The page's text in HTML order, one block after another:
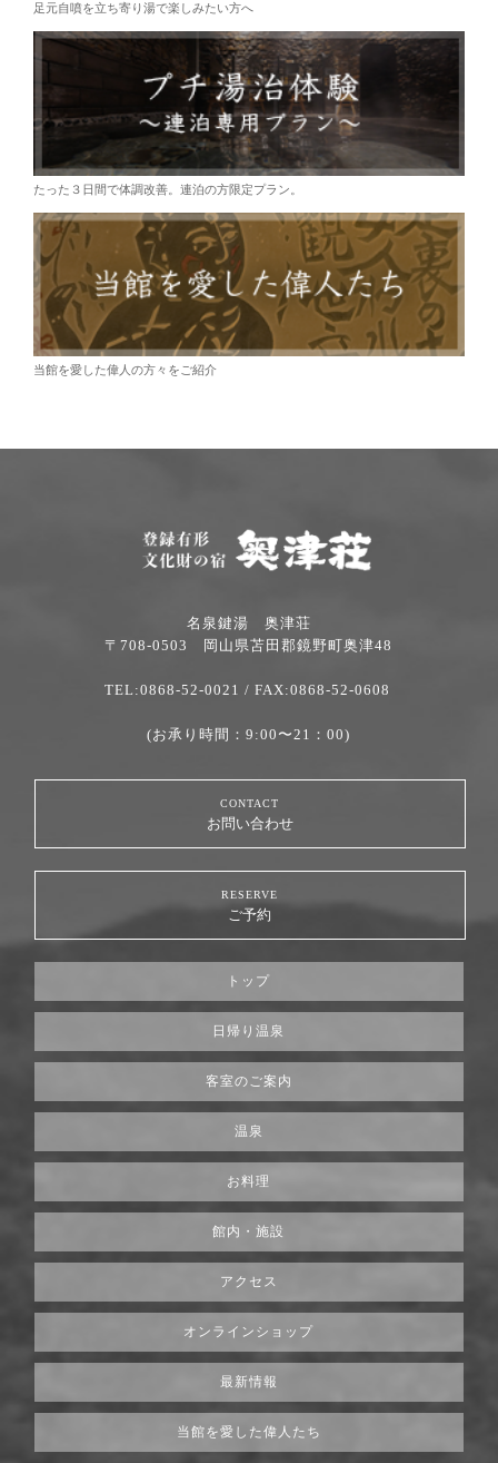
足元自噴を立ち寄り湯で楽しみたい方へ
たった３日間で体調改善。連泊の方限定プラン。
当館を愛した偉人の方々をご紹介
名泉鍵湯 奥津荘
〒708-0503 岡山県苫田郡鏡野町奥津48
TEL:0868-52-0021 / FAX:0868-52-0608
(お承り時間：9:00〜21：00)
CONTACT
お問い合わせ
RESERVE
ご予約
トップ
日帰り温泉
客室のご案内
温泉
お料理
館内・施設
アクセス
オンラインショップ
最新情報
当館を愛した偉人たち